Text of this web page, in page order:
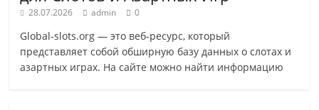
28.07.2026 admin 0
Global-slots.org — это веб-ресурс, который
представляет собой обширную базу данных о слотах и
азартных играх. На сайте можно найти информацию